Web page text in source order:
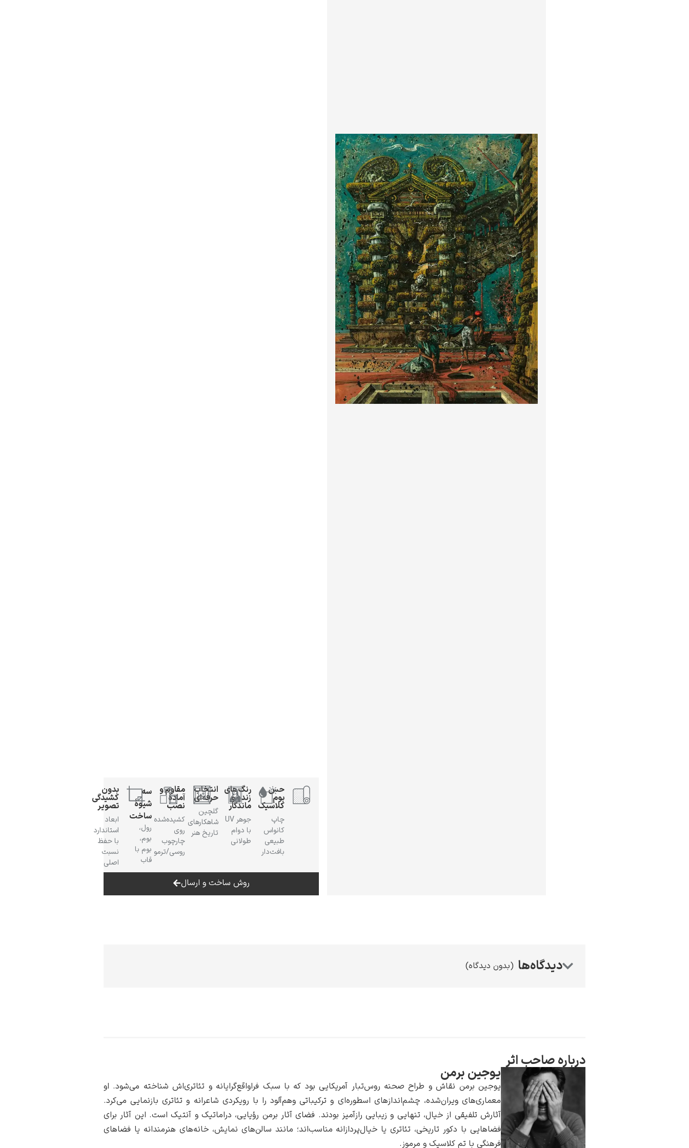
لودویگ دویچ
رامبرانت
پیر آگوست رنوآر
پل سزان
حس
بوم
کلاسیک
چاپ
کانواس
طبیعی
بافت‌دار
رنگ‌های
زنده و
ماندگار
جوهر UV
با دوام
طولانی
انتخاب
حرفه‌ای
گلچین
شاهکارهای
تاریخ هنر
مقاوم و
آمادهٔ
نصب
کشیده‌شده
روی
چارچوب
روسی/ترمو
سه
شیوهٔ
ساخت
رول،
بوم،
بوم با
قاب
بدون
کشیدگی
تصویر
ابعاد
استاندارد
با حفظ
نسبت
اصلی
روش ساخت و ارسال
(بدون دیدگاه)
درباره صاحب اثر
یوجین برمن
یوجین برمن نقاش و طراح صحنه روس‌تبار آمریکایی بود که با سبک فراواقع‌گرایانه و تئاتری‌اش شناخته می‌شود. او
معماری‌های ویران‌شده، چشم‌اندازهای اسطوره‌ای و ترکیباتی وهم‌آلود را با رویکردی شاعرانه و تئاتری بازنمایی می‌کرد.
آثارش تلفیقی از خیال، تنهایی و زیبایی رازآمیز بودند. فضای آثار برمن رؤیایی، دراماتیک و آنتیک است. این آثار برای
فضاهایی با دکور تاریخی، تئاتری یا خیال‌پردازانه مناسب‌اند؛ مانند سالن‌های نمایش، خانه‌های هنرمندانه یا فضاهای
فرهنگی با تم کلاسیک و مرموز.